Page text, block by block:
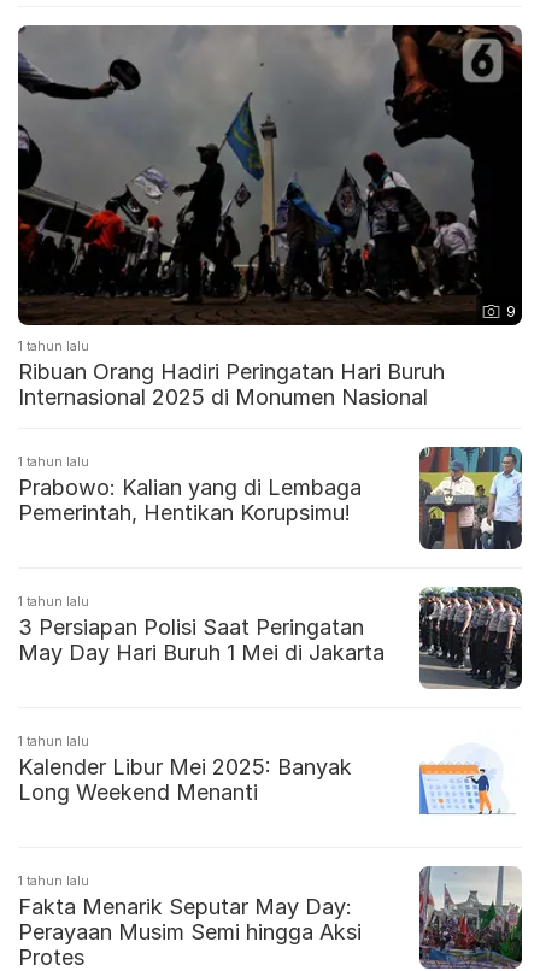
9
1 tahun lalu
Ribuan Orang Hadiri Peringatan Hari Buruh
Internasional 2025 di Monumen Nasional
1 tahun lalu
Prabowo: Kalian yang di Lembaga
Pemerintah, Hentikan Korupsimu!
1 tahun lalu
3 Persiapan Polisi Saat Peringatan
May Day Hari Buruh 1 Mei di Jakarta
1 tahun lalu
Kalender Libur Mei 2025: Banyak
Long Weekend Menanti
1 tahun lalu
Fakta Menarik Seputar May Day:
Perayaan Musim Semi hingga Aksi
Protes